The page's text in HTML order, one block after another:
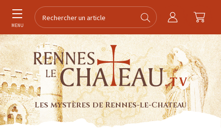
MENU
Les mystères de Rennes-le-Chateau